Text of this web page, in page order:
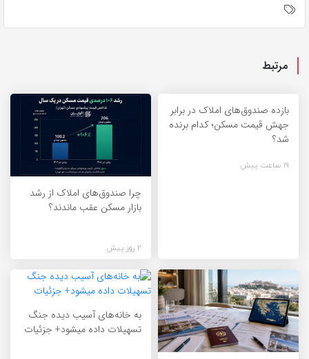
مرتبط
بازده صندوق‌های املاک در برابر
جهش قیمت مسکن؛ کدام برنده
شد؟
19 ساعت پیش
چرا صندوق‌های املاک از رشد
بازار مسکن عقب ماندند؟
2 روز پیش
به خانه‌های آسیب دیده جنگ
تسهیلات داده میشود+ جزئیات